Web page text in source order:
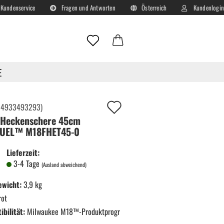
Kundenservice Fragen und Antworten Österreich Kundenlogin
4933493293)
45cm
M18FHET45-0
Lieferzeit:
3-4 Tage (Ausland abweichend)
3,9 kg
Milwaukee M18™-Produktprogr